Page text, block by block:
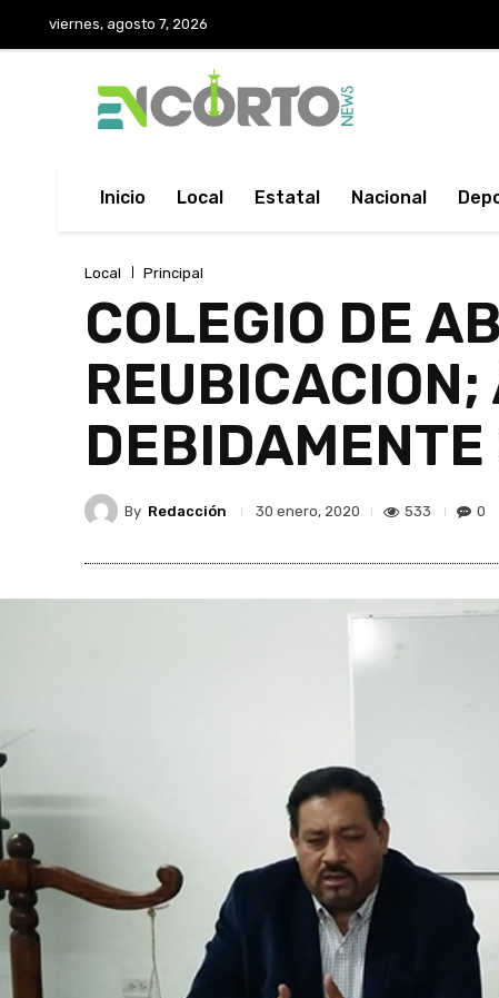
viernes, agosto 7, 2026
Inicio Local Estatal Nacional
Local Principal
COLEGIO DE
DEBIDAMENTE
By Redacción 30 enero, 2020 533 0